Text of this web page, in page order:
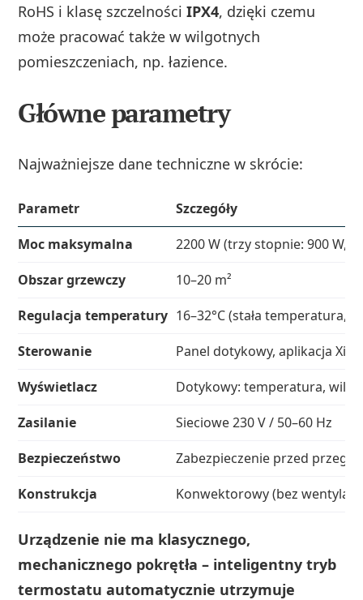
RoHS i klasę szczelnościIPX4, dzięki czemu
może pracować także w wilgotnych
pomieszczeniach, np. łazience.
Główne parametry
Najważniejsze dane techniczne w skrócie:
Parametr
Szczegóły
Moc maksymalna
2200 W (trzy stopnie: 900 W,
Obszar grzewczy
10–20 m²
Regulacja temperatury 16–32°C (stała temperatura,
Sterowanie
Panel dotykowy, aplikacja
Wyświetlacz
Dotykowy: temperatura,
Zasilanie
Sieciowe 230 V / 50–60 Hz
Bezpieczeństwo
Zabezpieczenie przed
Konstrukcja
Konwektorowy (bez
Urządzenie nie ma klasycznego,
mechanicznego pokrętła – inteligentny tryb
termostatu automatycznie utrzymuje